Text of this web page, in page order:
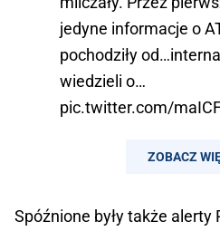
jedyne informacje o
pochodziły
wiedzieli o…
pic.twitter.com/
— Michał Dworczyk
ZOBACZ
Spóźnione były także alerty